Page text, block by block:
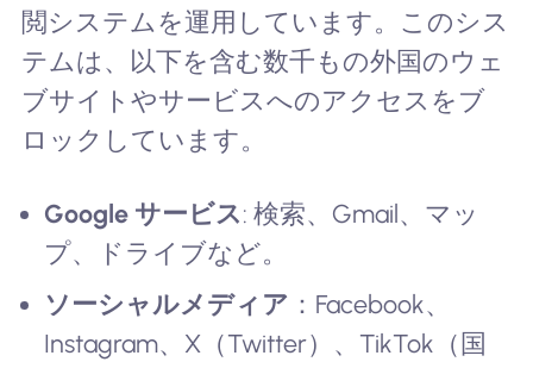
閲システムを運用しています。このシス
テムは、以下を含む数千もの外国のウェ
ブサイトやサービスへのアクセスをブ
ロックしています。
Google サービス: 検索、Gmail、マッ
プ、ドライブなど。
ソーシャルメディア ：Facebook、
Instagram、X（Twitter）、TikTok（国